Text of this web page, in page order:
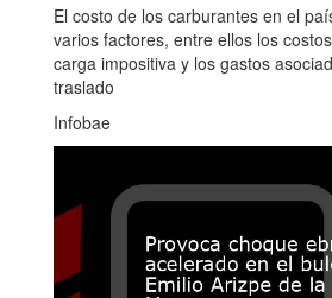
El costo de los carburantes en el
varios factores, entre ellos los
carga impositiva y los gastos
traslado
Infobae